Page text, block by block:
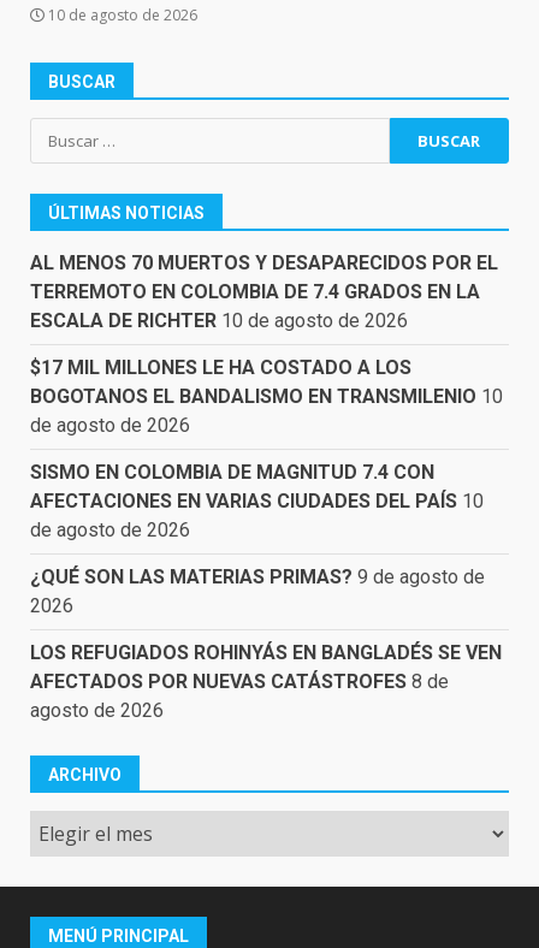
10 de agosto de 2026
BUSCAR
Buscar:
ÚLTIMAS NOTICIAS
AL MENOS 70 MUERTOS Y DESAPARECIDOS POR EL
TERREMOTO EN COLOMBIA DE 7.4 GRADOS EN LA
ESCALA DE RICHTER 10 de agosto de 2026
$17 MIL MILLONES LE HA COSTADO A LOS
BOGOTANOS EL BANDALISMO EN TRANSMILENIO 10
de agosto de 2026
SISMO EN COLOMBIA DE MAGNITUD 7.4 CON
AFECTACIONES EN VARIAS CIUDADES DEL PAÍS 10
de agosto de 2026
¿QUÉ SON LAS MATERIAS PRIMAS? 9 de agosto de
2026
LOS REFUGIADOS ROHINYÁS EN BANGLADÉS SE VEN
AFECTADOS POR NUEVAS CATÁSTROFES 8 de
agosto de 2026
ARCHIVO
Archivo
MENÚ PRINCIPAL